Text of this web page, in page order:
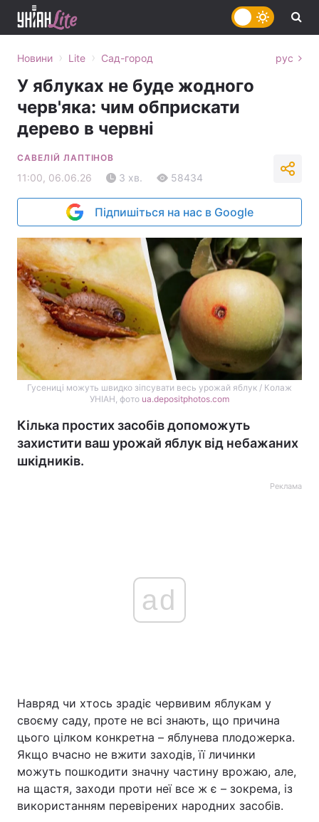
Головна Війна
Україна Політика
Економіка Світ
Спорт Наука
Новини › Lite › Сад-город рус
У яблуках не буде жодного
черв'яка: чим обприскати
дерево в червні
САВЕЛІЙ ЛАПТІНОВ
11:00, 06.06.26 3 хв. 58434
Підпишіться на нас в Google
Гусениці можуть швидко зіпсувати весь урожай яблук / Колаж
УНІАН, фото ua.depositphotos.com
Кілька простих засобів допоможуть
захистити ваш урожай яблук від небажаних
шкідників.
Реклама
ad
Навряд чи хтось зрадіє червивим яблукам у
своєму саду, проте не всі знають, що причина
цього цілком конкретна – яблунева плодожерка.
Якщо вчасно не вжити заходів, її личинки
можуть пошкодити значну частину врожаю, але,
на щастя, заходи проти неї все ж є – зокрема, із
використанням перевірених народних засобів.